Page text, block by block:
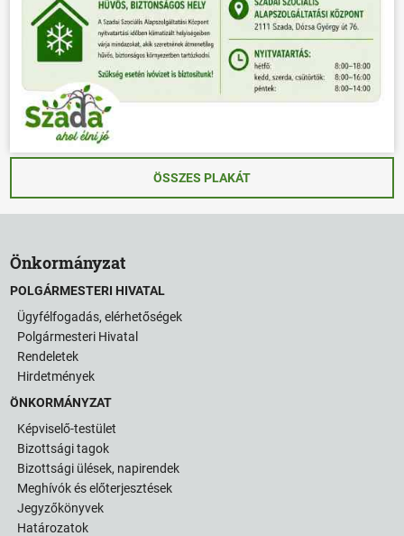
ÖSSZES PLAKÁT
Önkormányzat
POLGÁRMESTERI HIVATAL
Ügyfélfogadás, elérhetőségek
Polgármesteri Hivatal
Rendeletek
Hirdetmények
ÖNKORMÁNYZAT
Képviselő-testület
Bizottsági tagok
Bizottsági ülések, napirendek
Meghívók és előterjesztések
Jegyzőkönyvek
Határozatok